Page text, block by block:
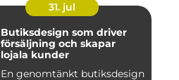
31. jul
Butiksdesign som driver
försäljning och skapar
lojala kunder
En genomtänkt butiksdesign